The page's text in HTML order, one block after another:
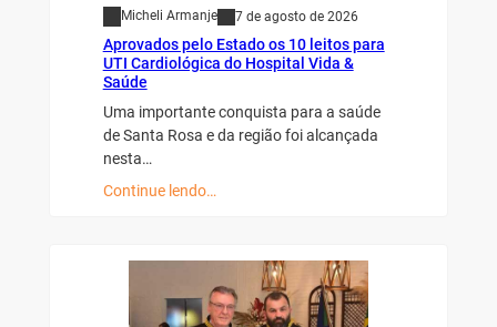
Micheli Armanje 7 de agosto de 2026
Aprovados pelo Estado os 10 leitos para
UTI Cardiológica do Hospital Vida &
Saúde
Uma importante conquista para a saúde
de Santa Rosa e da região foi alcançada
nesta…
Continue lendo…